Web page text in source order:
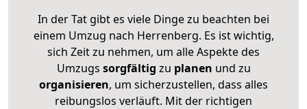
In der Tat gibt es viele Dinge zu beachten bei
einem Umzug nach Herrenberg. Es ist wichtig,
sich Zeit zu nehmen, um alle Aspekte des
Umzugs sorgfältig zu planen und zu
organisieren, um sicherzustellen, dass alles
reibungslos verläuft. Mit der richtigen